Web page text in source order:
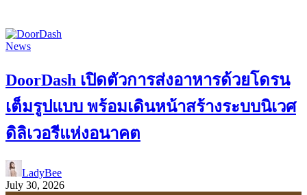
News
DoorDash เปิดตัวการส่งอาหารด้วยโดรน
เต็มรูปแบบ พร้อมเดินหน้าสร้างระบบนิเวศ
ดิลิเวอรีแห่งอนาคต
LadyBee
July 30, 2026